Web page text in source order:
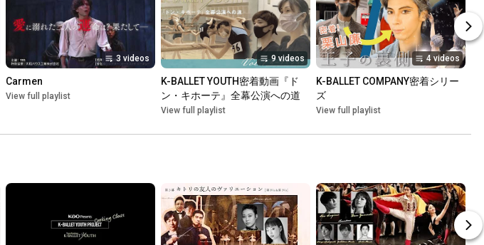
3 videos
Carmen
View full playlist
9 videos
K-BALLET YOUTH密着動画『ド
ン・キホーテ』全幕公演への道
View full playlist
4 videos
K-BALLET COMPANY密着シリー
ズ
View full playlist